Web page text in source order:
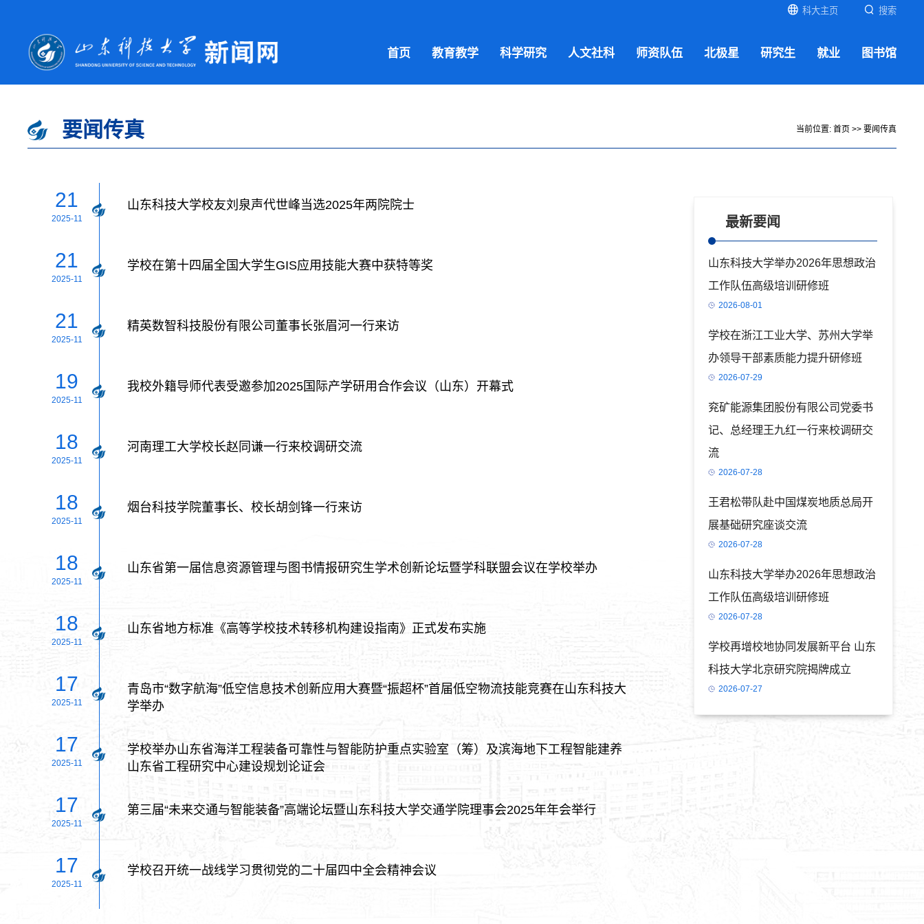
科大主页 搜索
首页 教育教学 科学研究 人文社科 师资队伍 北极星 研究生 就业 图书馆
要闻传真 当前位置: 首页 >> 要闻传真
21
2025-11
山东科技大学校友刘泉声代世峰当选2025年两院院士
21
2025-11
学校在第十四届全国大学生GIS应用技能大赛中获特等奖
21
2025-11
精英数智科技股份有限公司董事长张眉河一行来访
19
2025-11
我校外籍导师代表受邀参加2025国际产学研用合作会议（山东）开幕式
18
2025-11
河南理工大学校长赵同谦一行来校调研交流
18
2025-11
烟台科技学院董事长、校长胡剑锋一行来访
18
2025-11
山东省第一届信息资源管理与图书情报研究生学术创新论坛暨学科联盟会议在学校举办
18
2025-11
山东省地方标准《高等学校技术转移机构建设指南》正式发布实施
17
2025-11
青岛市“数字航海”低空信息技术创新应用大赛暨“振超杯”首届低空物流技能竞赛在山东科技大
学举办
17
2025-11
学校举办山东省海洋工程装备可靠性与智能防护重点实验室（筹）及滨海地下工程智能建养
山东省工程研究中心建设规划论证会
17
2025-11
第三届“未来交通与智能装备”高端论坛暨山东科技大学交通学院理事会2025年年会举行
17
2025-11
学校召开统一战线学习贯彻党的二十届四中全会精神会议
最新要闻
山东科技大学举办2026年思想政治
工作队伍高级培训研修班
2026-08-01
学校在浙江工业大学、苏州大学举
办领导干部素质能力提升研修班
2026-07-29
兖矿能源集团股份有限公司党委书
记、总经理王九红一行来校调研交
流
2026-07-28
王君松带队赴中国煤炭地质总局开
展基础研究座谈交流
2026-07-28
山东科技大学举办2026年思想政治
工作队伍高级培训研修班
2026-07-28
学校再增校地协同发展新平台 山东
科技大学北京研究院揭牌成立
2026-07-27